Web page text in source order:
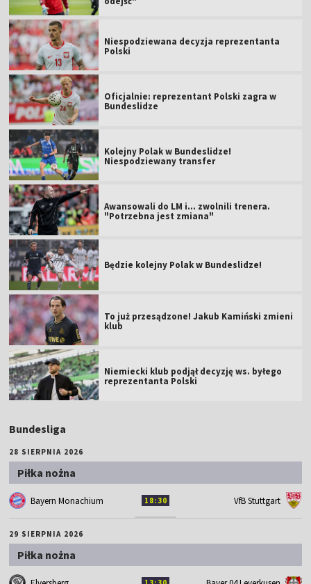
Niespodziewana decyzja reprezentanta
Polski
Oficjalnie: reprezentant Polski zagra w
Bundeslidze
Kolejny Polak w Bundeslidze!
Niespodziewany transfer
Awansowali do LM i... zwolnili trenera.
"Potrzebna jest zmiana"
Będzie kolejny Polak w Bundeslidze!
To już przesądzone! Jakub Kamiński zmieni
klub
Niemiecki klub podjął decyzję ws. byłego
reprezentanta Polski
Bundesliga
28 SIERPNIA 2026
Piłka nożna
Bayern Monachium 18:30 VfB Stuttgart
29 SIERPNIA 2026
Piłka nożna